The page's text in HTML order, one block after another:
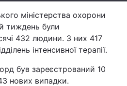
міністерства охорони
тиждень були
432 людини. З них 417
інтенсивної терапії.
був зареєстрований 10
нових випадки.